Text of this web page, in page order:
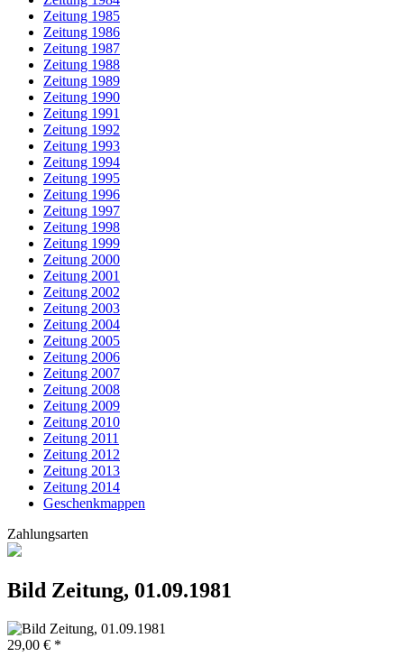
Zeitung 1985
Zeitung 1986
Zeitung 1987
Zeitung 1988
Zeitung 1989
Zeitung 1990
Zeitung 1991
Zeitung 1992
Zeitung 1993
Zeitung 1994
Zeitung 1995
Zeitung 1996
Zeitung 1997
Zeitung 1998
Zeitung 1999
Zeitung 2000
Zeitung 2001
Zeitung 2002
Zeitung 2003
Zeitung 2004
Zeitung 2005
Zeitung 2006
Zeitung 2007
Zeitung 2008
Zeitung 2009
Zeitung 2010
Zeitung 2011
Zeitung 2012
Zeitung 2013
Zeitung 2014
Geschenkmappen
Zahlungsarten
Bild Zeitung, 01.09.1981
29,00 € *